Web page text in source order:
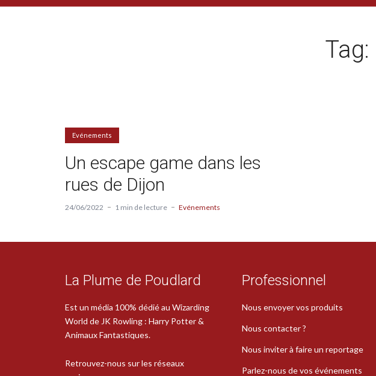
Tag:
Evénements
Un escape game dans les
rues de Dijon
24/06/2022 1 min de lecture Evénements
La Plume de Poudlard
Est un média 100% dédié au Wizarding
World de JK Rowling : Harry Potter &
Animaux Fantastiques.
Retrouvez-nous sur les réseaux
Professionnel
Nous envoyer vos produits
Nous contacter ?
Nous inviter à faire un reportage
Parlez-nous de vos événements